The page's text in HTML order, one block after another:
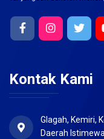
Kontak Kami
Glagah, Kemiri,
Daerah